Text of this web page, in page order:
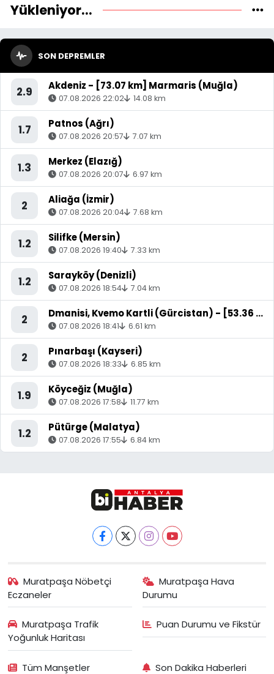
Yükleniyor...
SON DEPREMLER
2.9 Akdeniz - [73.07 km] Marmaris (Muğla)
07.08.2026 22:02 14.08 km
1.7 Patnos (Ağrı)
07.08.2026 20:57 7.07 km
1.3 Merkez (Elazığ)
07.08.2026 20:07 6.97 km
2 Aliağa (İzmir)
07.08.2026 20:04 7.68 km
1.2 Silifke (Mersin)
07.08.2026 19:40 7.33 km
1.2 Sarayköy (Denizli)
07.08.2026 18:54 7.04 km
2 Dmanisi, Kvemo Kartli (Gürcistan) - [53.36 km] Akyaka (Kars)
07.08.2026 18:41 6.61 km
2 Pınarbaşı (Kayseri)
07.08.2026 18:33 6.85 km
1.9 Köyceğiz (Muğla)
07.08.2026 17:58 11.77 km
1.2 Pütürge (Malatya)
07.08.2026 17:55 6.84 km
Muratpaşa Nöbetçi
Eczaneler
Muratpaşa Hava
Durumu
Muratpaşa Trafik
Yoğunluk Haritası
Puan Durumu ve Fikstür
Tüm Manşetler Son Dakika Haberleri